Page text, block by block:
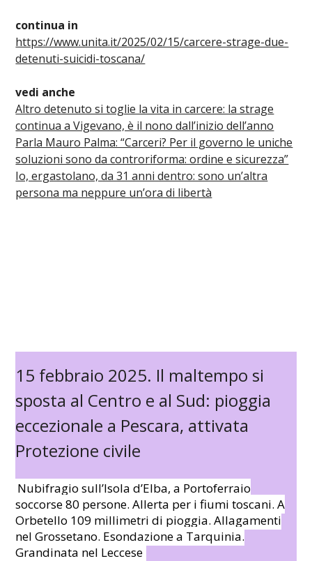
continua in
https://www.unita.it/2025/02/15/carcere-strage-due-
detenuti-suicidi-toscana/
vedi anche
Altro detenuto si toglie la vita in carcere: la strage
continua a Vigevano, è il nono dall’inizio dell’anno
Parla Mauro Palma: “Carceri? Per il governo le uniche
soluzioni sono da controriforma: ordine e sicurezza”
Io, ergastolano, da 31 anni dentro: sono un’altra
persona ma neppure un’ora di libertà
15 febbraio 2025. Il maltempo si
sposta al Centro e al Sud: pioggia
eccezionale a Pescara, attivata
Protezione civile
Nubifragio sull’Isola d’Elba, a Portoferraio
soccorse 80 persone. Allerta per i fiumi toscani. A
Orbetello 109 millimetri di pioggia. Allagamenti
nel Grossetano. Esondazione a Tarquinia.
Grandinata nel Leccese